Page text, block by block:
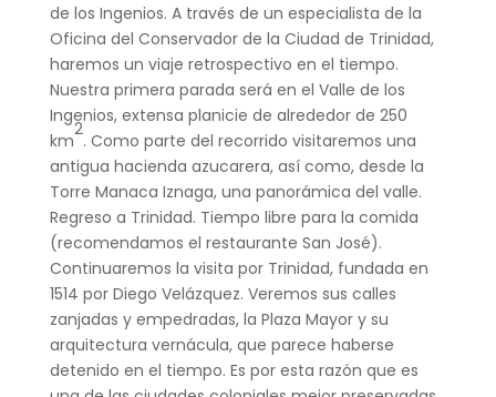
de los Ingenios. A través de un especialista de la
Oficina del Conservador de la Ciudad de Trinidad,
haremos un viaje retrospectivo en el tiempo.
Nuestra primera parada será en el Valle de los
Ingenios, extensa planicie de alrededor de 250
km
2
. Como parte del recorrido visitaremos una
antigua hacienda azucarera, así como, desde la
Torre Manaca Iznaga, una panorámica del valle.
Regreso a Trinidad. Tiempo libre para la comida
(recomendamos el restaurante San José).
Continuaremos la visita por Trinidad, fundada en
1514 por Diego Velázquez. Veremos sus calles
zanjadas y empedradas, la Plaza Mayor y su
arquitectura vernácula, que parece haberse
detenido en el tiempo. Es por esta razón que es